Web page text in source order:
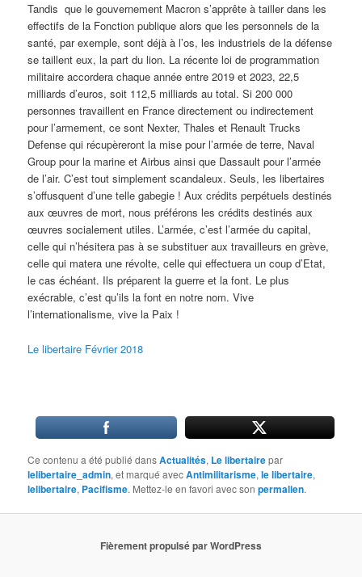
Tandis que le gouvernement Macron s’apprête à tailler dans les
effectifs de la Fonction publique alors que les personnels de la
santé, par exemple, sont déjà à l’os, les industriels de la défense
se taillent eux, la part du lion. La récente loi de programmation
militaire accordera chaque année entre 2019 et 2023, 22,5
milliards d’euros, soit 112,5 milliards au total. Si 200 000
personnes travaillent en France directement ou indirectement
pour l’armement, ce sont Nexter, Thales et Renault Trucks
Defense qui récupèreront la mise pour l’armée de terre, Naval
Group pour la marine et Airbus ainsi que Dassault pour l’armée
de l’air. C’est tout simplement scandaleux. Seuls, les libertaires
s’offusquent d’une telle gabegie ! Aux crédits perpétuels destinés
aux œuvres de mort, nous préférons les crédits destinés aux
œuvres socialement utiles. L’armée, c’est l’armée du capital,
celle qui n’hésitera pas à se substituer aux travailleurs en grève,
celle qui matera une révolte, celle qui effectuera un coup d’Etat,
le cas échéant. Ils préparent la guerre et la font. Le plus
exécrable, c’est qu’ils la font en notre nom. Vive
l’internationalisme, vive la Paix !
Le libertaire Février 2018
Ce contenu a été publié dansActualités, Le libertairepar
lelibertaire_admin, et marqué avecAntimilitarisme,le libertaire,
lelibertaire, Pacifisme. Mettez-le en favori avec sonpermalien.
Fièrement propulsé par WordPress